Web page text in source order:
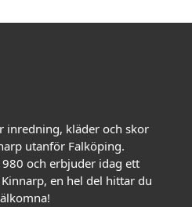
inredning, kläder och skor
utanför Falköping.
och erbjuder idag ett
en hel del hittar du